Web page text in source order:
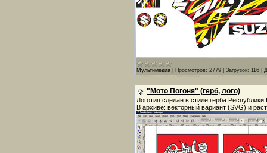
Мультимедиа Просмотров: 2779 Загрузок: 116
"Мото Погоня" (герб, лого)
Логотип сделан в стиле герба
В архиве: векторный вариант (SVG) и